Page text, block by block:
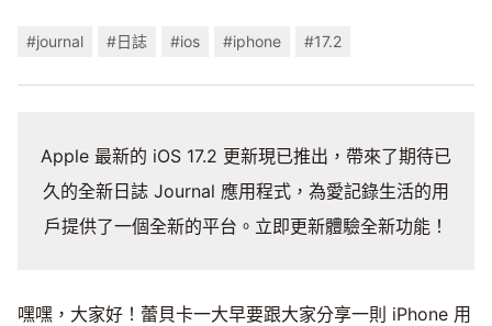
#journal #日誌 #ios #iphone #17.2
Apple 最新的 iOS 17.2 更新現已推出，帶來了期待已
久的全新日誌 Journal 應用程式，為愛記錄生活的用
戶提供了一個全新的平台。立即更新體驗全新功能！
嘿嘿，大家好！蕾貝卡一大早要跟大家分享一則 iPhone 用